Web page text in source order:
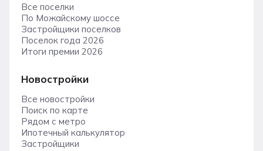
Все поселки
По Можайскому шоссе
Застройщики поселков
Поселок года 2026
Итоги премии 2026
Новостройки
Все новостройки
Поиск по карте
Рядом с метро
Ипотечный калькулятор
Застройщики